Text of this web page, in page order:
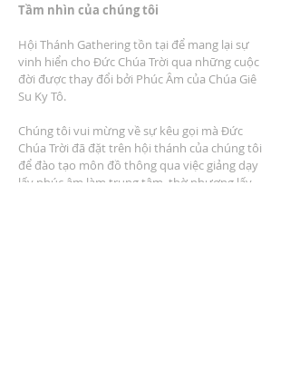
Tầm nhìn của chúng tôi
Hội Thánh Gathering tồn tại để mang lại sự
vinh hiển cho Đức Chúa Trời qua những cuộc
đời được thay đổi bởi Phúc Âm của Chúa Giê
Su Ky Tô.
Chúng tôi vui mừng về sự kêu gọi mà Đức
Chúa Trời đã đặt trên hội thánh của chúng tôi
để đào tạo môn đồ thông qua việc giảng dạy
lấy phúc âm làm trung tâm, thờ phượng lấy